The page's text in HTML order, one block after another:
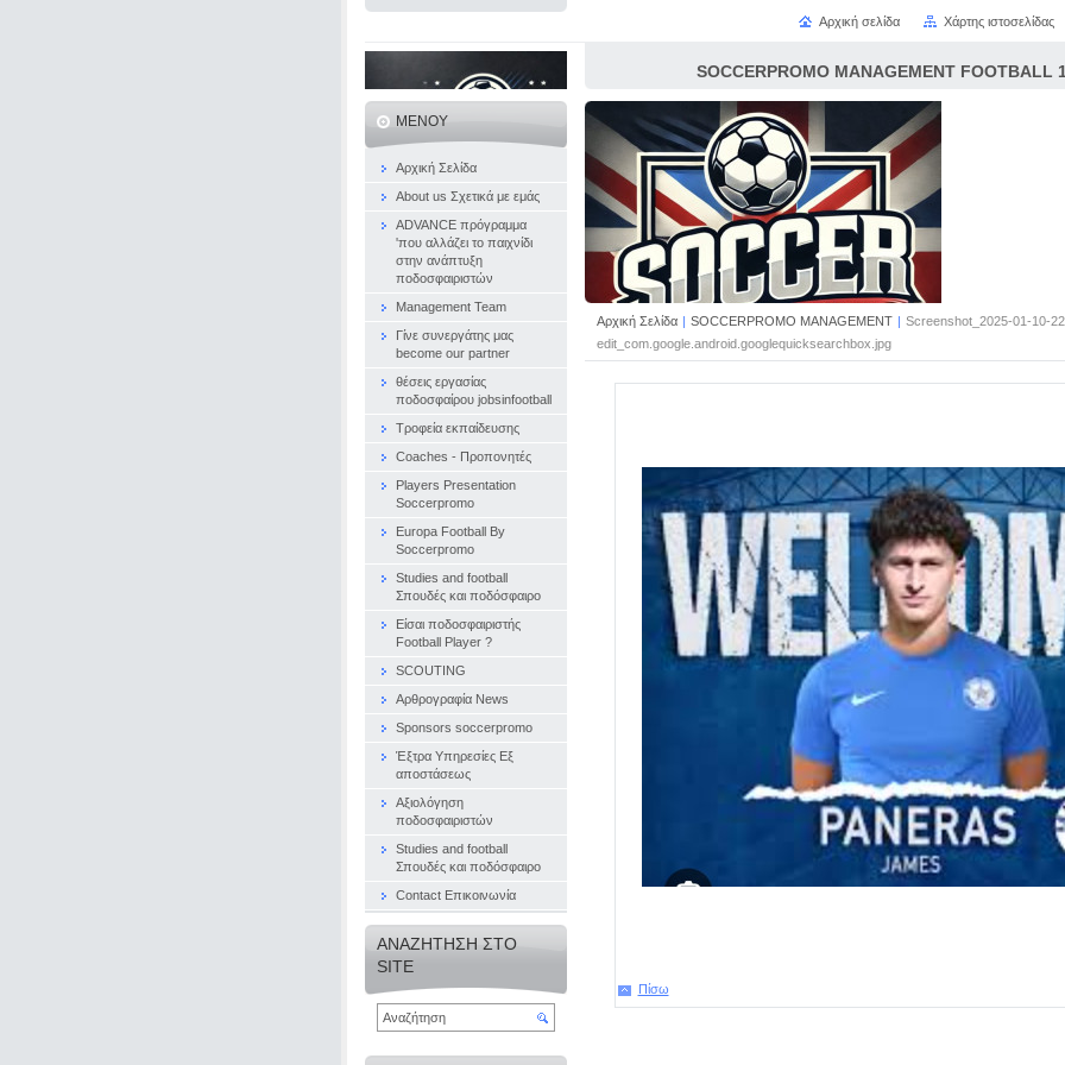
SOCCERPROMO MANAGEMENT FOOTBALL
Αρχική Σελίδα | SOCCERPROMO MANAGEMENT | Screenshot_2025-01-10-
edit_com.google.android.googlequicksearchbox.jpg
Πίσω
ΜΕΝΟΎ
Αρχική Σελίδα
About us Σχετικά με εμάς
ADVANCE πρόγραμμα
'που αλλάζει το παιχνίδι
στην ανάπτυξη
ποδοσφαιριστών
Management Team
Γίνε συνεργάτης μας
become our partner
θέσεις εργασίας
ποδοσφαίρου jobsinfootball
Τροφεία εκπαίδευσης
Coaches - Προπονητές
Players Presentation
Soccerpromo
Europa Football By
Soccerpromo
Studies and football
Σπουδές και ποδόσφαιρο
Είσαι ποδοσφαιριστής
Football Player ?
SCOUTING
Αρθρογραφία News
Sponsors soccerpromo
Έξτρα Υπηρεσίες Εξ
αποστάσεως
Αξιολόγηση
ποδοσφαιριστών
Studies and football
Σπουδές και ποδόσφαιρο
Contact Επικοινωνία
ΑΝΑΖΉΤΗΣΗ ΣΤΟ
SITE
Αρχική σελίδα Χάρτης ιστοσελίδας